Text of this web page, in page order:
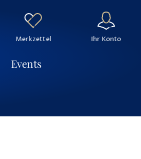
Events
Merkzettel Ihr Konto